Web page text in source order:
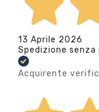
13 Aprile 2026
Spedizione
Acquirente